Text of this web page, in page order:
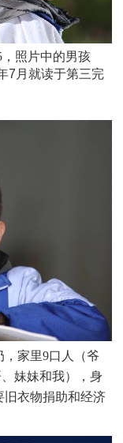
，照片中的男孩
7月就读于第三完
家里9口人（爷
妹妹和我），身
旧衣物捐助和经济